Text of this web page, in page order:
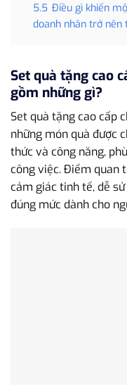
5.5 Điều gì khiến
doanh nhân trở nên
Set quà tặng cao
gồm những gì?
Set quà tặng cao cấp
những món quà được
thức và công năng,
công việc. Điểm quan
cảm giác tinh tế, dễ
đúng mức dành cho